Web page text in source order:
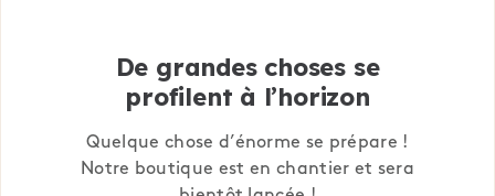
De grandes choses se
profilent à l’horizon
Quelque chose d’énorme se prépare !
Notre boutique est en chantier et sera